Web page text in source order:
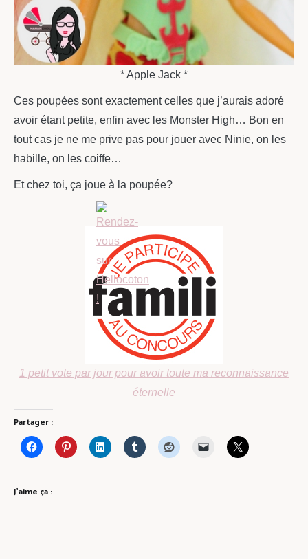
* Apple Jack *
Ces poupées sont exactement celles que j’aurais adoré
avoir étant petite, enfin avec les Monster High… Bon en
tout cas je ne me prive pas pour jouer avec Ninie, on les
habille, on les coiffe…
Et chez toi, ça joue à la poupée?
1 petit vote par jour pour avoir toute ma reconnaissance
éternelle
Partager :
J’aime ça :